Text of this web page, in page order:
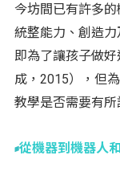
今坊間已有許多
統整能力、創造
即為了讓孩子做
成，2015），但
教學是否需要有所
從機器到機器人